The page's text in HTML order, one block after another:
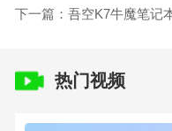
热门视频